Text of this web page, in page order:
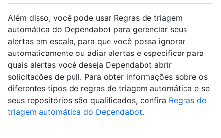
Além disso, você pode usar Regras de triagem
automática do Dependabot para gerenciar seus
alertas em escala, para que você possa ignorar
automaticamente ou adiar alertas e especificar para
quais alertas você deseja Dependabot abrir
solicitações de pull. Para obter informações sobre os
diferentes tipos de regras de triagem automática e se
seus repositórios são qualificados, confira Regras de
triagem automática do Dependabot.